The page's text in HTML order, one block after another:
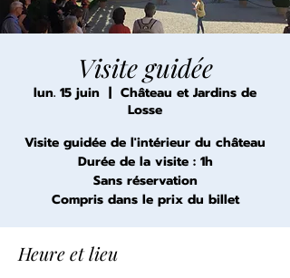
Visite guidée
lun. 15 juin
  |
Château et Jardins de
Losse
Visite guidée de l'intérieur du château
Durée de la visite : 1h
Sans réservation
Compris dans le prix du billet
Heure et lieu